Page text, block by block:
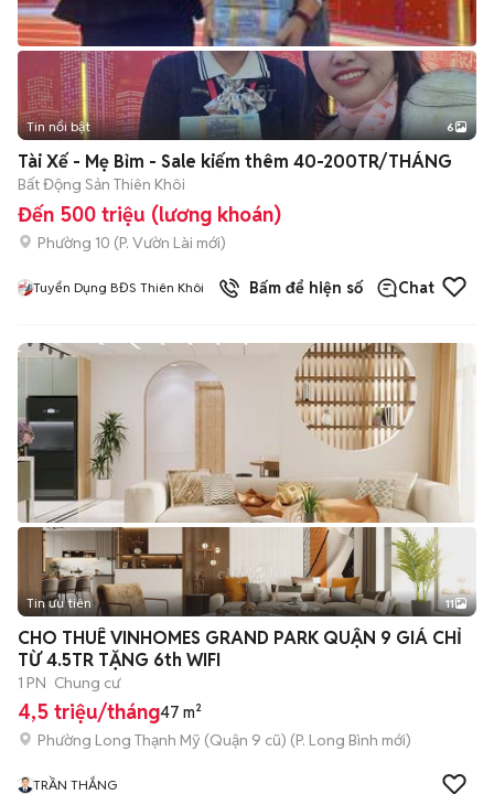
+2
Tin nổi bật 6
Tài Xế - Mẹ Bỉm - Sale kiếm thêm 40-200TR/THÁNG
Bất Động Sản Thiên Khôi
Đến 500 triệu (lương khoán)
Phường 10 (P. Vườn Lài mới)
Tuyển Dụng BĐS Thiên Khôi Bấm để hiện số Chat
+2
Tin ưu tiên 11
CHO THUÊ VINHOMES GRAND PARK QUẬN 9 GIÁ CHỈ
TỪ 4.5TR TẶNG 6th WIFI
1 PN Chung cư
4,5 triệu/tháng47 m²
Phường Long Thạnh Mỹ (Quận 9 cũ) (P. Long Bình mới)
TRẦN THẮNG